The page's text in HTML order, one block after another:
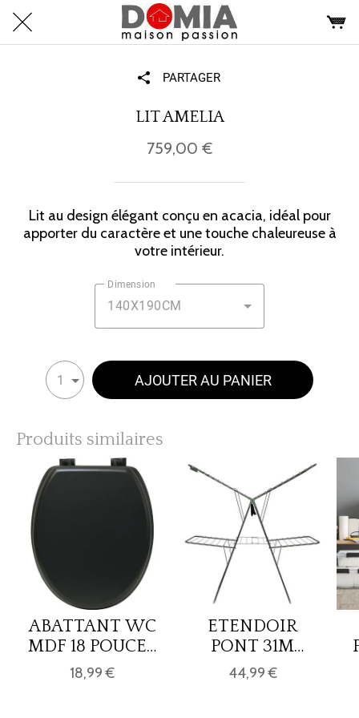
PARTAGER
LIT AMELIA
759,00 €
Lit au design élégant conçu en acacia, idéal pour
apporter du caractère et une touche chaleureuse à
votre intérieur.
Dimension
140X190CM
1 AJOUTER AU PANIER
Produits similaires
ABATTANT WC
MDF 18 POUCES
ATTACHES
PLASTIQUES -
18,99 €
ETENDOIR
PONT 31M
MOJAVE
44,99 €